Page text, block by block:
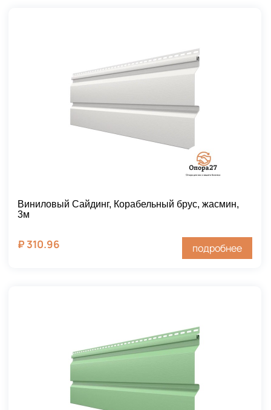
Виниловый Сайдинг, Корабельный брус, жасмин,
3м
₽ 310.96 подробнее